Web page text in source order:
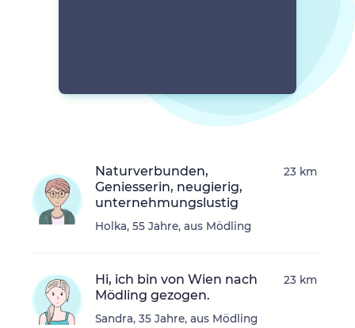
Naturverbunden,
Geniesserin, neugierig,
unternehmungslustig
Holka, 55 Jahre, aus Mödling
23 km
Hi, ich bin von Wien nach
Mödling gezogen.
Sandra, 35 Jahre, aus Mödling
23 km